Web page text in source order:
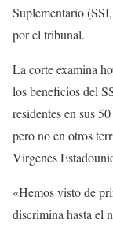
Suplementario
por el tribunal.
La corte examina
los beneficios del
residentes en sus
pero no en otros
Vírgenes
«Hemos visto de
discrimina hasta el